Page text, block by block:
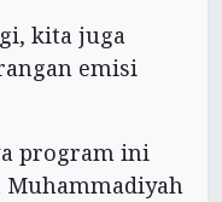
kita juga
emisi
program ini